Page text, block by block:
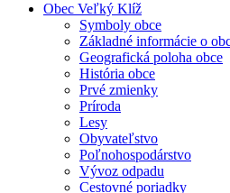
Obec Veľký Klíž
Symboly obce
Základné informácie o
Geografická poloha obce
História obce
Prvé zmienky
Príroda
Lesy
Obyvateľstvo
Poľnohospodárstvo
Vývoz odpadu
Cestovné poriadky